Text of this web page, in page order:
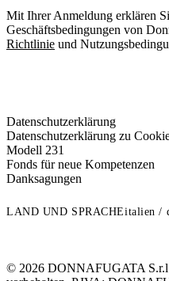
Mit Ihrer Anmeldung erklären
Geschäftsbedingungen von
Richtlinie und
Datenschutzerklärung
Datenschutzerklärung zu
Modell 231
Fonds für neue Kompetenzen
Danksagungen
LAND UND SPRACHEitalien /
© 2026 DONNAFUGATA